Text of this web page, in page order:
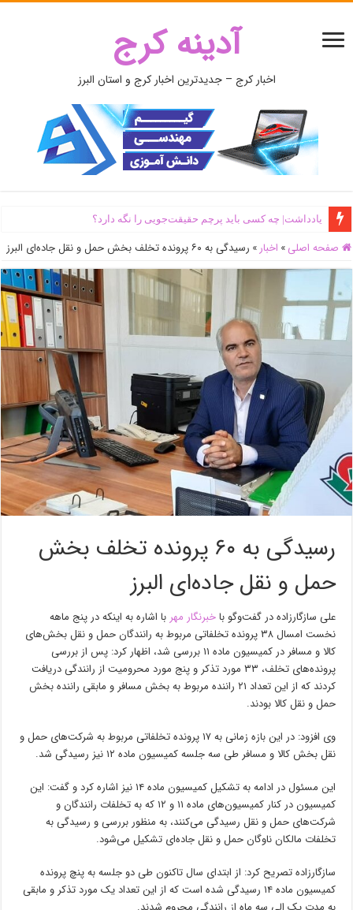
آدینه کرج
اخبار کرج – جدیدترین اخبار کرج و استان البرز
یادداشت| ‌چه کسی باید پرچم حقیقت‌جویی را نگه دارد؟
صفحه اصلی » اخبار » رسیدگی به ۶۰ پرونده تخلف بخش حمل و نقل جاده‌ای البرز
رسیدگی به ۶۰ پرونده تخلف بخش
حمل و نقل جاده‌ای البرز
علی سازگارزادهدر گفت‌وگو باخبرنگار مهر با اشاره به اینکه در پنج ماهه
نخست امسال ۳۸ پرونده تخلفاتی مربوط به رانندگان حمل و نقل بخش‌های
کالا و مسافر در کمیسیون ماده ۱۱ بررسی شد، اظهار کرد: پس از بررسی
پرونده‌های تخلف، ۳۳ مورد تذکر و پنج مورد محرومیت از رانندگی دریافت
کردند که از این تعداد ۲۱ راننده مربوط به بخش مسافر و مابقی راننده بخش
حمل و نقل کالا بودند.
وی افزود: در این بازه زمانی به ۱۷ پرونده تخلفاتی مربوط به شرکت‌های حمل و
نقل بخش کالا و مسافر طی سه جلسه کمیسیون ماده ۱۲ نیز رسیدگی شد.
این مسئول در ادامه به تشکیل کمیسیون ماده ۱۴ نیز اشاره کرد و گفت: این
کمیسیون در کنار کمیسیون‌های ماده ۱۱ و ۱۲ که به تخلفات رانندگان و
شرکت‌های حمل و نقل رسیدگی می‌کنند، به منظور بررسی و رسیدگی به
تخلفات مالکان ناوگان حمل و نقل جاده‌ای تشکیل می‌شود.
سازگارزادهتصریح کرد: از ابتدای سال تاکنون طی دو جلسه به پنچ پرونده
کمیسیون ماده ۱۴ رسیدگی شده است که از این تعداد یک مورد تذکر و مابقی